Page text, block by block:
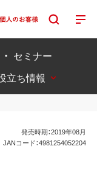
セミナー
立ち情報
発売時期：2019年08月
JANコード：4981254052204